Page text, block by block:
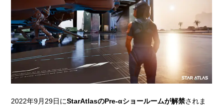
2022年9月29日にStarAtlasのPre-αショールームが解禁されま